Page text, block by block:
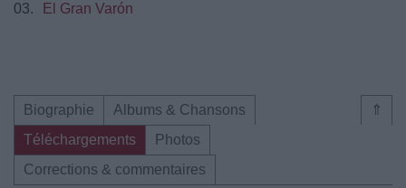
03.
El Gran Varón
⇑
Biographie
Albums & Chansons
Téléchargements
Photos
Corrections & commentaires